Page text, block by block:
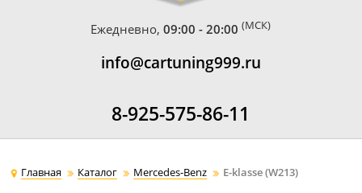
Ежедневно,09:00 - 20:00 (МСК)
info@cartuning999.ru
8-925-575-86-11
Главная Каталог Mercedes-Benz E-klasse (W213)